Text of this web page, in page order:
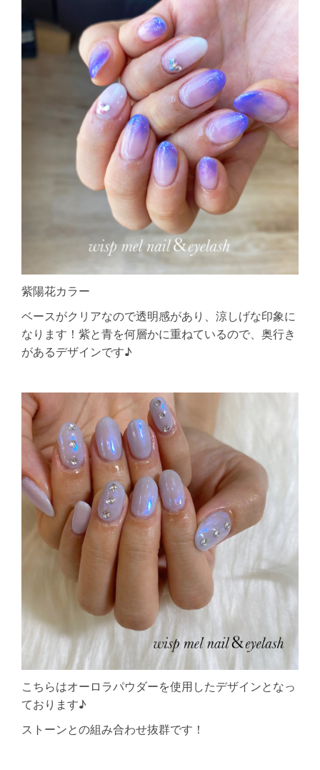
紫陽花カラー
ベースがクリアなので透明感があり、涼しげな印象に
なります！紫と青を何層かに重ねているので、奥行き
があるデザインです♪
こちらはオーロラパウダーを使用したデザインとなっ
ております♪
ストーンとの組み合わせ抜群です！